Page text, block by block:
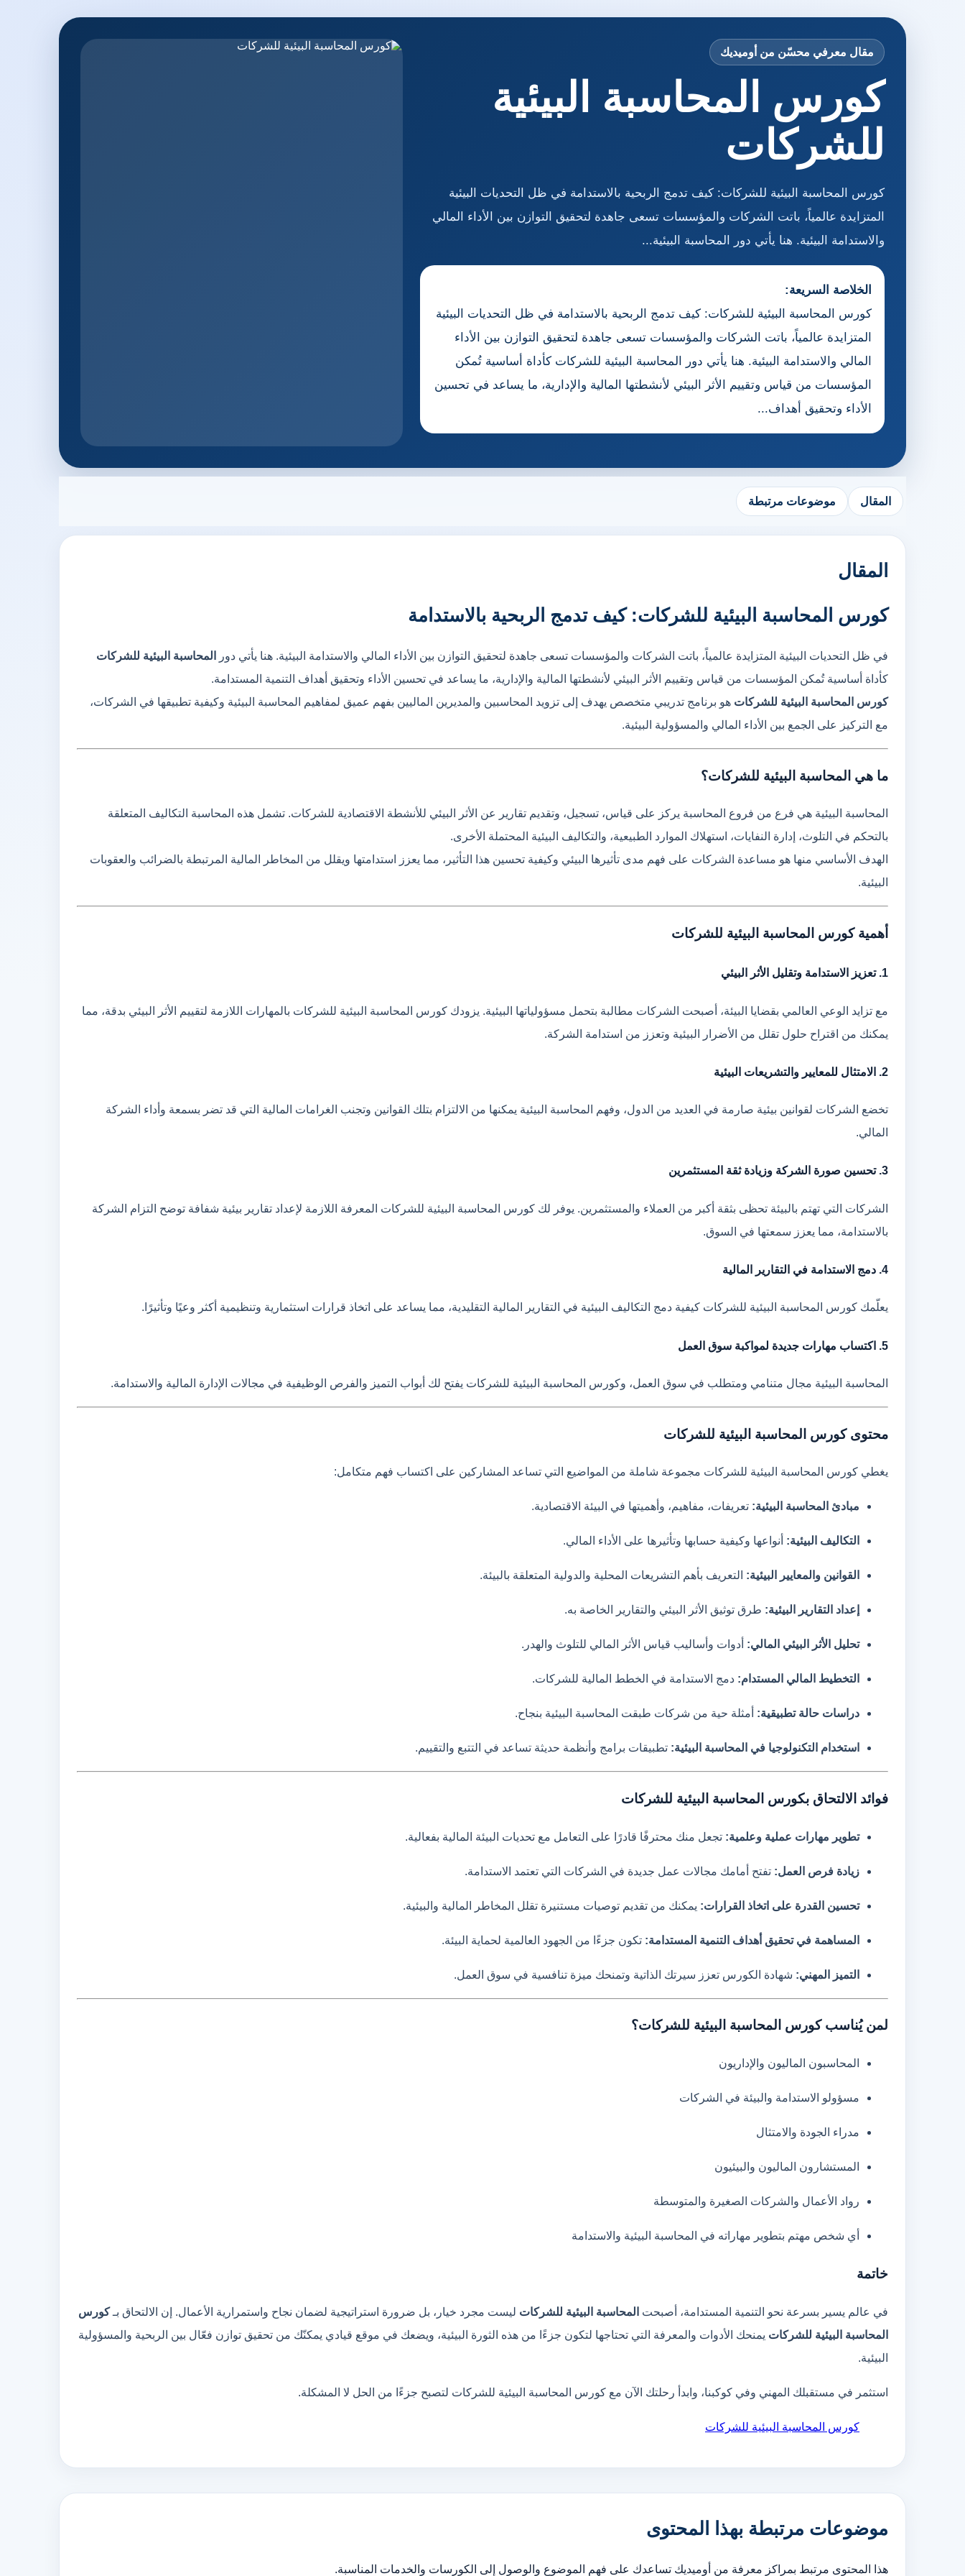
مقال معرفي محسّن من أوميديك
كورس المحاسبة البيئية
للشركات
كورس المحاسبة البيئية للشركات: كيف تدمج الربحية بالاستدامة في ظل التحديات البيئية
المتزايدة عالمياً، باتت الشركات والمؤسسات تسعى جاهدة لتحقيق التوازن بين الأداء المالي
والاستدامة البيئية. هنا يأتي دور المحاسبة البيئية...
الخلاصة السريعة:
كورس المحاسبة البيئية للشركات: كيف تدمج الربحية بالاستدامة في ظل التحديات البيئية
المتزايدة عالمياً، باتت الشركات والمؤسسات تسعى جاهدة لتحقيق التوازن بين الأداء
المالي والاستدامة البيئية. هنا يأتي دور المحاسبة البيئية للشركات كأداة أساسية تُمكن
المؤسسات من قياس وتقييم الأثر البيئي لأنشطتها المالية والإدارية، ما يساعد في تحسين
الأداء وتحقيق أهداف...
المقال موضوعات مرتبطة
المقال
كورس المحاسبة البيئية للشركات: كيف تدمج الربحية بالاستدامة
في ظل التحديات البيئية المتزايدة عالمياً، باتت الشركات والمؤسسات تسعى جاهدة لتحقيق التوازن بين الأداء المالي والاستدامة البيئية. هنا يأتي دور
المحاسبة البيئية للشركات
كأداة أساسية تُمكن المؤسسات من قياس وتقييم الأثر البيئي لأنشطتها المالية والإدارية، ما يساعد في تحسين الأداء وتحقيق أهداف التنمية المستدامة.
كورس المحاسبة البيئية للشركات هو برنامج تدريبي متخصص يهدف إلى تزويد المحاسبين والمديرين الماليين بفهم عميق لمفاهيم المحاسبة البيئية وكيفية تطبيقها في الشركات،
مع التركيز على الجمع بين الأداء المالي والمسؤولية البيئية.
ما هي المحاسبة البيئية للشركات؟
المحاسبة البيئية هي فرع من فروع المحاسبة يركز على قياس، تسجيل، وتقديم تقارير عن الأثر البيئي للأنشطة الاقتصادية للشركات. تشمل هذه المحاسبة التكاليف المتعلقة
بالتحكم في التلوث، إدارة النفايات، استهلاك الموارد الطبيعية، والتكاليف البيئية المحتملة الأخرى.
الهدف الأساسي منها هو مساعدة الشركات على فهم مدى تأثيرها البيئي وكيفية تحسين هذا التأثير، مما يعزز استدامتها ويقلل من المخاطر المالية المرتبطة بالضرائب والعقوبات
البيئية.
أهمية كورس المحاسبة البيئية للشركات
1. تعزيز الاستدامة وتقليل الأثر البيئي
مع تزايد الوعي العالمي بقضايا البيئة، أصبحت الشركات مطالبة بتحمل مسؤولياتها البيئية. يزودك كورس المحاسبة البيئية للشركات بالمهارات اللازمة لتقييم الأثر البيئي بدقة، مما
يمكنك من اقتراح حلول تقلل من الأضرار البيئية وتعزز من استدامة الشركة.
2. الامتثال للمعايير والتشريعات البيئية
تخضع الشركات لقوانين بيئية صارمة في العديد من الدول، وفهم المحاسبة البيئية يمكنها من الالتزام بتلك القوانين وتجنب الغرامات المالية التي قد تضر بسمعة وأداء الشركة
المالي.
3. تحسين صورة الشركة وزيادة ثقة المستثمرين
الشركات التي تهتم بالبيئة تحظى بثقة أكبر من العملاء والمستثمرين. يوفر لك كورس المحاسبة البيئية للشركات المعرفة اللازمة لإعداد تقارير بيئية شفافة توضح التزام الشركة
بالاستدامة، مما يعزز سمعتها في السوق.
4. دمج الاستدامة في التقارير المالية
يعلّمك كورس المحاسبة البيئية للشركات كيفية دمج التكاليف البيئية في التقارير المالية التقليدية، مما يساعد على اتخاذ قرارات استثمارية وتنظيمية أكثر وعيًا وتأثيرًا.
5. اكتساب مهارات جديدة لمواكبة سوق العمل
المحاسبة البيئية مجال متنامي ومتطلب في سوق العمل، وكورس المحاسبة البيئية للشركات يفتح لك أبواب التميز والفرص الوظيفية في مجالات الإدارة المالية والاستدامة.
محتوى كورس المحاسبة البيئية للشركات
يغطي كورس المحاسبة البيئية للشركات مجموعة شاملة من المواضيع التي تساعد المشاركين على اكتساب فهم متكامل:
مبادئ المحاسبة البيئية: تعريفات، مفاهيم، وأهميتها في البيئة الاقتصادية.
التكاليف البيئية: أنواعها وكيفية حسابها وتأثيرها على الأداء المالي.
القوانين والمعايير البيئية: التعريف بأهم التشريعات المحلية والدولية المتعلقة بالبيئة.
إعداد التقارير البيئية: طرق توثيق الأثر البيئي والتقارير الخاصة به.
تحليل الأثر البيئي المالي: أدوات وأساليب قياس الأثر المالي للتلوث والهدر.
التخطيط المالي المستدام: دمج الاستدامة في الخطط المالية للشركات.
دراسات حالة تطبيقية: أمثلة حية من شركات طبقت المحاسبة البيئية بنجاح.
استخدام التكنولوجيا في المحاسبة البيئية: تطبيقات برامج وأنظمة حديثة تساعد في التتبع والتقييم.
فوائد الالتحاق بكورس المحاسبة البيئية للشركات
تطوير مهارات عملية وعلمية: تجعل منك محترفًا قادرًا على التعامل مع تحديات البيئة المالية بفعالية.
زيادة فرص العمل: تفتح أمامك مجالات عمل جديدة في الشركات التي تعتمد الاستدامة.
تحسين القدرة على اتخاذ القرارات: يمكنك من تقديم توصيات مستنيرة تقلل المخاطر المالية والبيئية.
المساهمة في تحقيق أهداف التنمية المستدامة: تكون جزءًا من الجهود العالمية لحماية البيئة.
التميز المهني: شهادة الكورس تعزز سيرتك الذاتية وتمنحك ميزة تنافسية في سوق العمل.
لمن يُناسب كورس المحاسبة البيئية للشركات؟
المحاسبون الماليون والإداريون
مسؤولو الاستدامة والبيئة في الشركات
مدراء الجودة والامتثال
المستشارون الماليون والبيئيون
رواد الأعمال والشركات الصغيرة والمتوسطة
أي شخص مهتم بتطوير مهاراته في المحاسبة البيئية والاستدامة
خاتمة
في عالم يسير بسرعة نحو التنمية المستدامة، أصبحت المحاسبة البيئية للشركات ليست مجرد خيار، بل ضرورة استراتيجية لضمان نجاح واستمرارية الأعمال. إن الالتحاق بـكورس
المحاسبة البيئية للشركات يمنحك الأدوات والمعرفة التي تحتاجها لتكون جزءًا من هذه الثورة البيئية، ويضعك في موقع قيادي يمكنّك من تحقيق توازن فعّال بين الربحية والمسؤولية
البيئية.
استثمر في مستقبلك المهني وفي كوكبنا، وابدأ رحلتك الآن مع كورس المحاسبة البيئية للشركات لتصبح جزءًا من الحل لا المشكلة.
كورس المحاسبة البيئية للشركات
موضوعات مرتبطة بهذا المحتوى
هذا المحتوى مرتبط بمراكز معرفة من أوميديك تساعدك على فهم الموضوع والوصول إلى الكورسات والخدمات المناسبة.